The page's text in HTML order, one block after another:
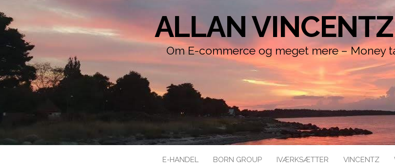
ALLAN
Om E-commerce og meget mere – Money
E-HANDEL BORN GROUP IVÆRKSÆTTER VINCENTZ